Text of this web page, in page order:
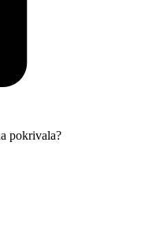
pokrivala?